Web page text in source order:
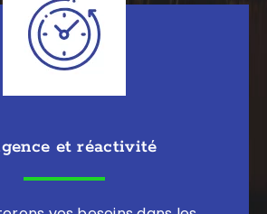
et réactivité